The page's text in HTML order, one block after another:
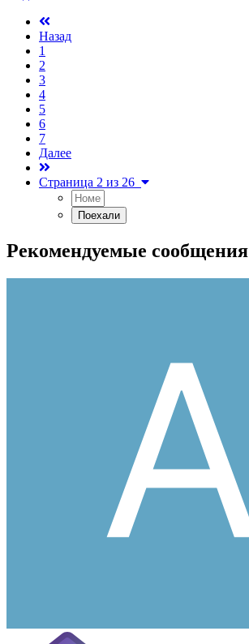
Назад
1
2
3
4
5
6
7
Далее
Страница 2 из 26
Рекомендуемые сообщения